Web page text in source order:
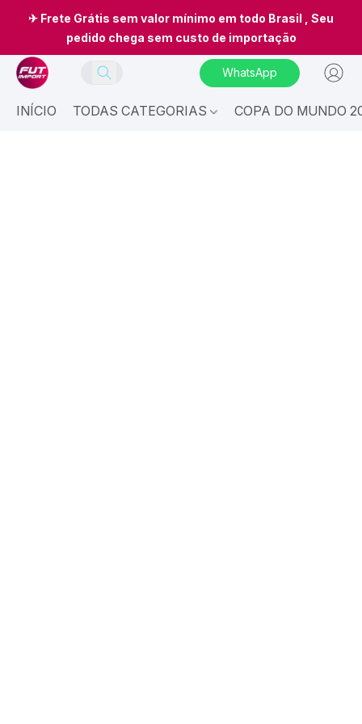
✈ Frete Grátis sem valor mínimo em todo Brasil , Seu
pedido chega sem custo de importação
WhatsApp
INÍCIO TODAS CATEGORIAS COPA DO MUNDO